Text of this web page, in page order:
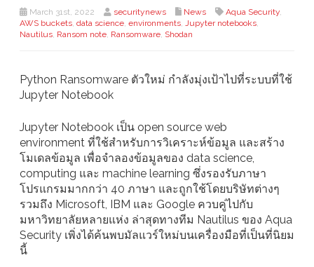
March 31st, 2022 securitynews News Aqua Security,
AWS buckets, data science, environments, Jupyter notebooks,
Nautilus, Ransom note, Ransomware, Shodan
Python Ransomware ตัวใหม่ กำลังมุ่งเป้าไปที่ระบบที่ใช้
Jupyter Notebook
Jupyter Notebook เป็น open source web
environment ที่ใช้สำหรับการวิเคราะห์ข้อมูล และสร้าง
โมเดลข้อมูล เพื่อจำลองข้อมูลของ data science,
computing และ machine learning ซึ่งรองรับภาษา
โปรแกรมมากกว่า 40 ภาษา และถูกใช้โดยบริษัทต่างๆ
รวมถึง Microsoft, IBM และ Google ควบคู่ไปกับ
มหาวิทยาลัยหลายแห่ง ล่าสุดทางทีม Nautilus ของ Aqua
Security เพิ่งได้ค้นพบมัลแวร์ใหม่บนเครื่องมือที่เป็นที่นิยม
นี้